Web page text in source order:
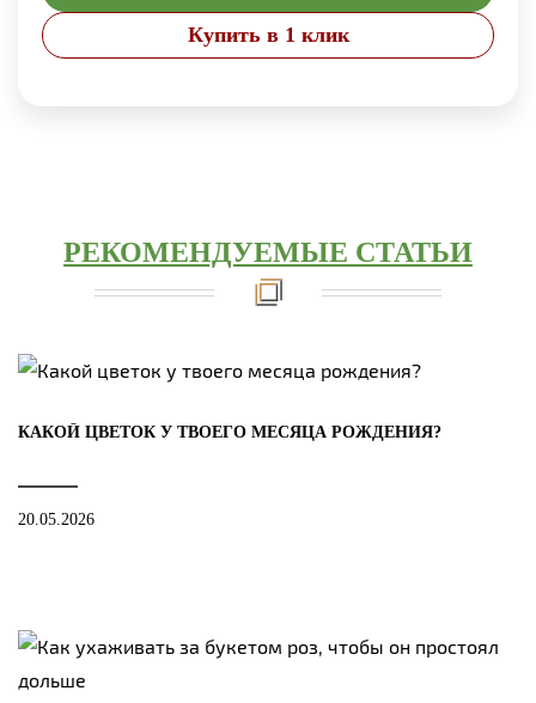
Купить в 1 клик
РЕКОМЕНДУЕМЫЕ СТАТЬИ
КАКОЙ ЦВЕТОК У ТВОЕГО МЕСЯЦА РОЖДЕНИЯ?
20.05.2026